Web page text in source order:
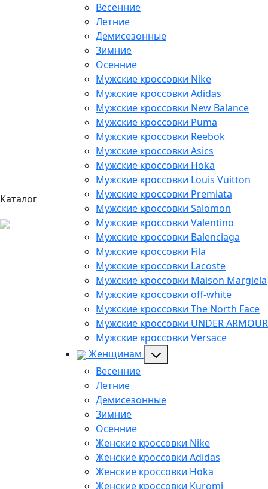
Каталог
Весенние
Летние
Демисезонные
Зимние
Осенние
Мужские кроссовки Nike
Мужские кроссовки Adidas
Мужские кроссовки New Balance
Мужские кроссовки Puma
Мужские кроссовки Reebok
Мужские кроссовки Asics
Мужские кроссовки Hoka
Мужские кроссовки Louis Vuitton
Мужские кроссовки Premiata
Мужские кроссовки Salomon
Мужские кроссовки Valentino
Мужские кроссовки Balenciaga
Мужские кроссовки Fila
Мужские кроссовки Lacoste
Мужские кроссовки Maison Margiela
Мужские кроссовки off-white
Мужские кроссовки The North Face
Мужские кроссовки UNDER ARMOUR
Мужские кроссовки Versace
Женщинам
Весенние
Летние
Демисезонные
Зимние
Осенние
Женские кроссовки Nike
Женские кроссовки Adidas
Женские кроссовки Hoka
Женские кроссовки Kuromi